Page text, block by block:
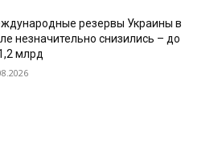
резервы Украины в
незначительно снизились – до
млрд